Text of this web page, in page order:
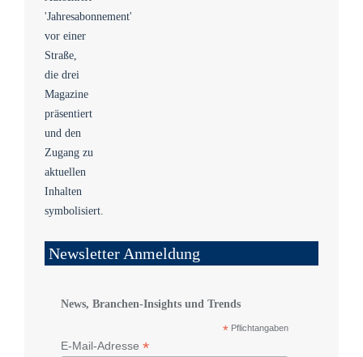
Newsletter Anmeldung
News, Branchen-Insights und Trends
* Pflichtangaben
E-Mail-Adresse *